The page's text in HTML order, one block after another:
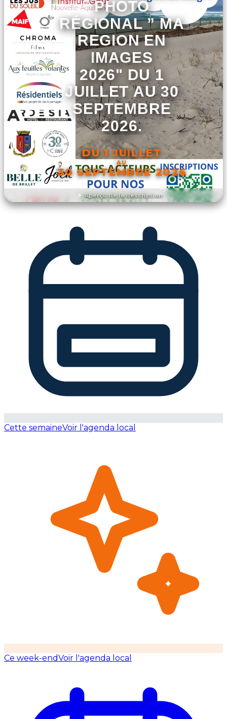
Aperçu de la description
PHOTO
RÉGIONAL ” MA
REGION EN
IMAGES
2026" DU 1
JUILLET AU 30
SEPTEMBRE
2026.
DU 1 JUILLET
AU
30 SEPTEMBRE 2026
DÉCOUVRIR L'ÉVÉNEMENT
Cette semaineVoir l'agenda local
Ce week-endVoir l'agenda local